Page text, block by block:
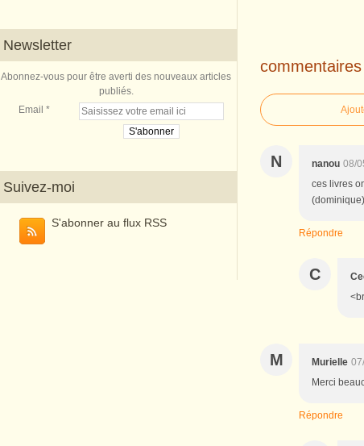
Newsletter
Abonnez-vous pour être averti des nouveaux articles
publiés.
Email
Suivez-moi
S'abonner au flux RSS
commentaires
N nanou 08/
ces livres
(dominique)
Répondre
C
M Murielle
Merci
Répondre